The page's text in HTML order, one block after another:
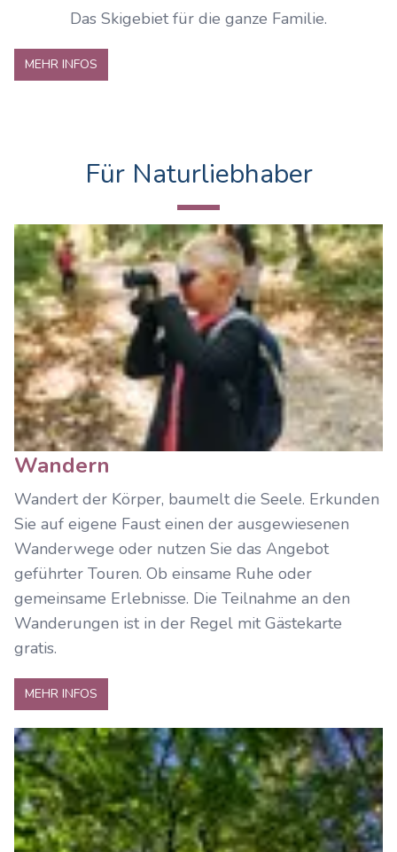
Das Skigebiet für die ganze Familie.
MEHR INFOS
Für Naturliebhaber
Wandern
Wandert der Körper, baumelt die Seele. Erkunden
Sie auf eigene Faust einen der ausgewiesenen
Wanderwege oder nutzen Sie das Angebot
geführter Touren. Ob einsame Ruhe oder
gemeinsame Erlebnisse. Die Teilnahme an den
Wanderungen ist in der Regel mit Gästekarte
gratis.
MEHR INFOS